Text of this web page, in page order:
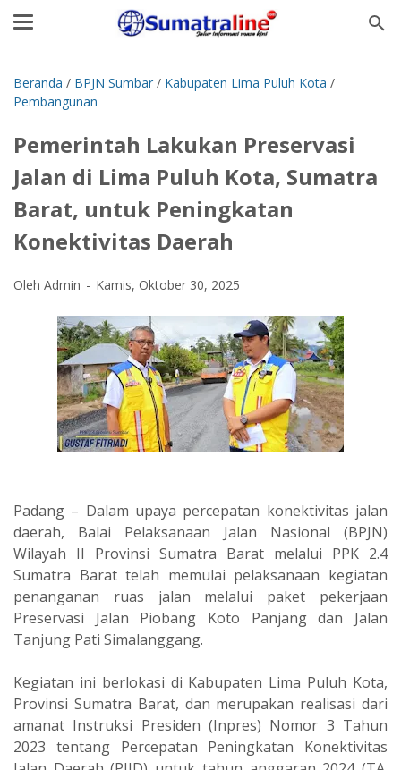
Beranda / BPJN Sumbar / Kabupaten Lima Puluh Kota /
Pembangunan
‎Pemerintah Lakukan Preservasi
Jalan di Lima Puluh Kota, Sumatra
Barat, untuk Peningkatan
Konektivitas Daerah ‎
Oleh Admin Kamis, Oktober 30, 2025
‎‎Padang – Dalam upaya percepatan konektivitas jalan
daerah, Balai Pelaksanaan Jalan Nasional (BPJN)
Wilayah II Provinsi Sumatra Barat melalui PPK 2.4
Sumatra Barat telah memulai pelaksanaan kegiatan
penanganan ruas jalan melalui paket pekerjaan
Preservasi Jalan Piobang Koto Panjang dan Jalan
Tanjung Pati Simalanggang.
‎Kegiatan ini berlokasi di Kabupaten Lima Puluh Kota,
Provinsi Sumatra Barat, dan merupakan realisasi dari
amanat Instruksi Presiden (Inpres) Nomor 3 Tahun
2023 tentang Percepatan Peningkatan Konektivitas